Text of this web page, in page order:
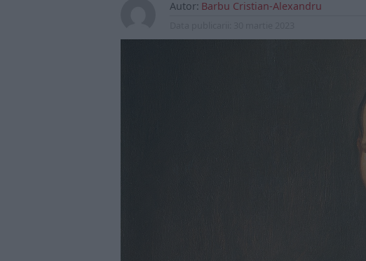
Autor: Barbu Cristian-Alexandru